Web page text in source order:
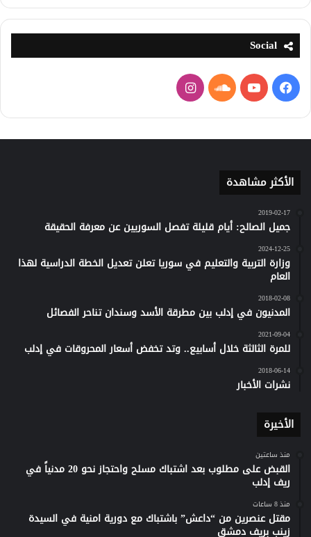
Social
فيسبوكيوتيوبساوند
كلاود
انستقرام
الأكثر مشاهدة
2019-02-17
جميل الصالح: أيام قليلة تفصل السوريين عن معرفة الحقيقة
2024-12-25
وزارة التربية والتعليم في سوريا تعلن تعديل الخطة الدراسية لهذا
العام
2018-02-08
المدنيون في إدلب بين مطرقة الأسد وسندان تناحر الفصائل
2021-09-04
للمرة الثالثة خلال أسابيع.. وتد تخفض أسعار المحروقات في إدلب
2018-06-14
نشرات الأخبار
الأخيرة
منذ ساعتين
القبض على مطلوب بعد اشتباك مسلح واحتجاز نحو 20 مدنياً في
ريف إدلب
منذ 8 ساعات
مقتل عنصرين من “داعش” باشتباك مع دورية امنية في السيدة
زينب بريف دمشق